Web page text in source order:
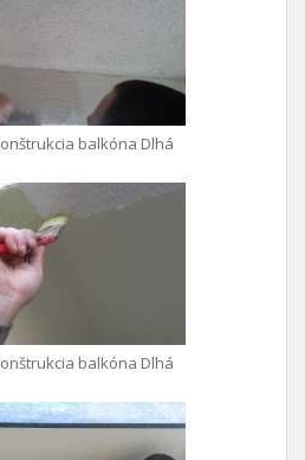
balkóna Dlhá
balkóna Dlhá